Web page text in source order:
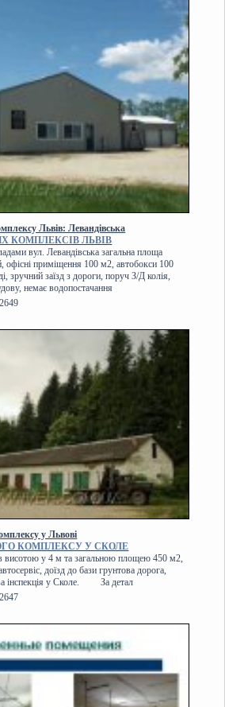
Львів: Левандівська
КОМПЛЕКСІВ ЛЬВІВ
вул. Левандівська загальна площа
офісні приміщення 100 м2, автобокси 100
зручний заїзд з дороги, поруч З/Д колія,
немає водопостачання
2649
у Львові
КОМПЛЕКСУ У СКОЛЕ
висотою у 4 м та загальною площею 450 м2,
доїзд до бази грунтова дорога,
інспекція у Сколе. За детал
2647